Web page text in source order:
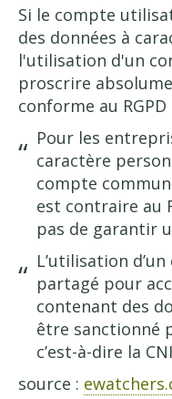
Si le compte
des données à
l'utilisation d'un
proscrire
conforme au RGPD
Pour les
caractère
compte
est contraire au
pas de garantir
L’utilisation
partagé pour
contenant des
être sanctionné
c’est-à-dire la
source :